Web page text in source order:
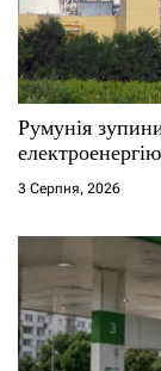
Румунія
3 Серпня, 2026